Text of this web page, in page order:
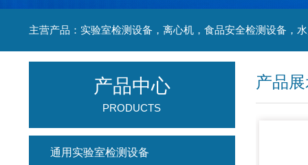
产品
产品中心
PRODUCTS
通用实验室检测设备